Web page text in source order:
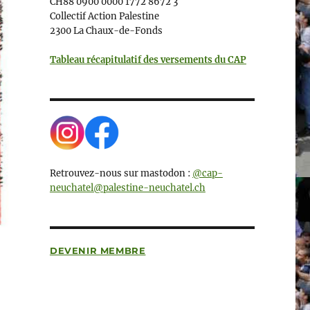
Collectif Action Palestine
2300 La Chaux-de-Fonds
Tableau récapitulatif des versements du CAP
Retrouvez-nous sur mastodon : @cap-
neuchatel@palestine-neuchatel.ch
DEVENIR MEMBRE